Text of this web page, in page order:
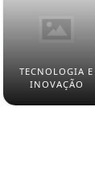
TECNOLOGIA E
INOVAÇÃO